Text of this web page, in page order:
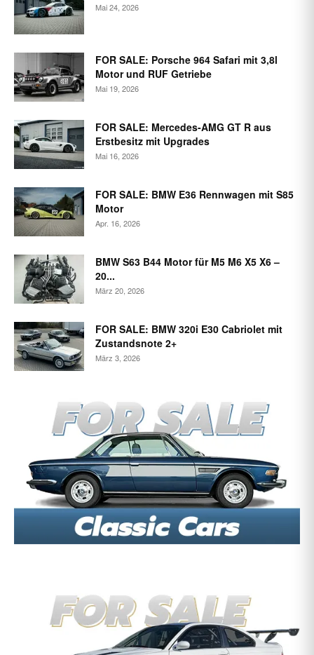
Mai 24, 2026
FOR SALE: Porsche 964 Safari mit 3,8l
Motor und RUF Getriebe
Mai 19, 2026
FOR SALE: Mercedes-AMG GT R aus
Erstbesitz mit Upgrades
Mai 16, 2026
FOR SALE: BMW E36 Rennwagen mit S85
Motor
Apr. 16, 2026
BMW S63 B44 Motor für M5 M6 X5 X6 –
20...
März 20, 2026
FOR SALE: BMW 320i E30 Cabriolet mit
Zustandsnote 2+
März 3, 2026